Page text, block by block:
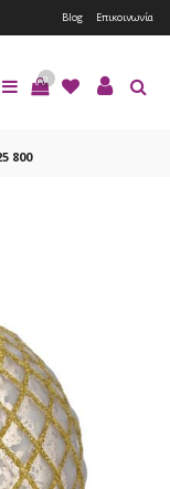
Blog Επικοινωνία
0
800